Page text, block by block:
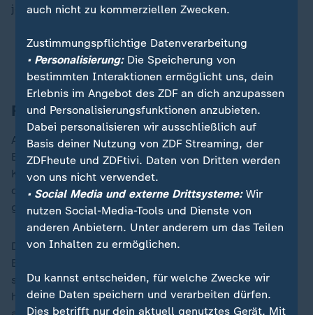
jeweiligen Tatzeit Menschen auf.
Vier Tote bei Feuer in Wohnhaus: Solingen -
Trauermarsch für Brandopfer
Früherer Bewohner des Brandhauses
Aufnahmen aus Überwachungskameras hatten die
Ermittler auf die Spur des Solingers gebracht: Die
Kameras hatten in der Brandnacht gleich mehrmals in
der Nähe des Brandhauses einen Mann mit Rucksack
gefilmt - als einziger in der fraglichen Zeit.
Der Deutsche soll selbst früher im Hinterhaus des
Brandhauses gewohnt haben. Nach einem Streit mit
seiner Vermieterin musste er ausziehen. Das Gericht
hat für den Fall bis Mitte März zehn Verhandlungstage
auch nicht zu kommerziellen Zwecken.
Zustimmungspflichtige Datenverarbeitung
• Personalisierung:Die Speicherung von
bestimmten Interaktionen ermöglicht uns, dein
Erlebnis im Angebot des ZDF an dich anzupassen
und Personalisierungsfunktionen anzubieten.
Dabei personalisieren wir ausschließlich auf
Basis deiner Nutzung von ZDF Streaming, der
ZDFheute und ZDFtivi. Daten von Dritten werden
von uns nicht verwendet.
• Social Media und externe Drittsysteme:Wir
nutzen Social-Media-Tools und Dienste von
anderen Anbietern. Unter anderem um das Teilen
von Inhalten zu ermöglichen.
Du kannst entscheiden, für welche Zwecke wir
deine Daten speichern und verarbeiten dürfen.
Dies betrifft nur dein aktuell genutztes Gerät. Mit